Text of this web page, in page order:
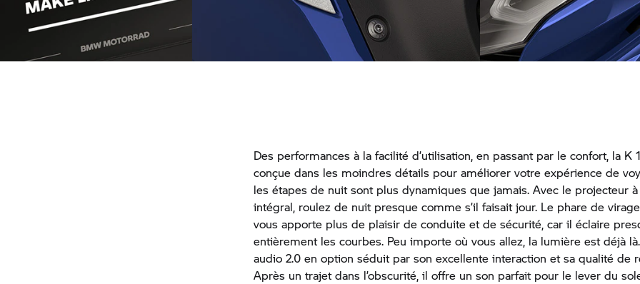
Des performances à la facilité d’utilisation, en passant par le confort, la K
conçue dans les moindres détails pour améliorer votre expérience de
les étapes de nuit sont plus dynamiques que jamais. Avec le projecteur à
intégral, roulez de nuit presque comme s’il faisait jour. Le phare de
vous apporte plus de plaisir de conduite et de sécurité, car il éclaire
entièrement les courbes. Peu importe où vous allez, la lumière est déjà
audio 2.0 en option séduit par son excellente interaction et sa qualité de
Après un trajet dans l’obscurité, il offre un son parfait pour le lever du